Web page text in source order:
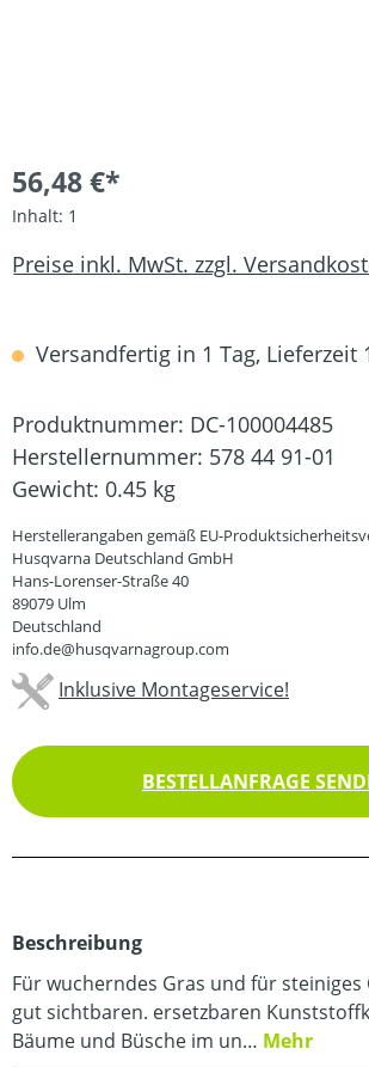
56,48 €*
Inhalt: 1
Preise inkl. MwSt. zzgl.
Versandfertig in 1 Tag, Lieferzeit
Produktnummer: DC-100004485
Herstellernummer: 578 44 91-01
Gewicht: 0.45 kg
Herstellerangaben gemäß EU-
Husqvarna Deutschland GmbH
Hans-Lorenser-Straße 40
89079 Ulm
Deutschland
info.de@husqvarnagroup.com
Inklusive Montageservice!
BESTELLANFRAGE
Beschreibung
Für wucherndes Gras und für steiniges
gut sichtbaren. ersetzbaren
Bäume und Büsche im un… Mehr